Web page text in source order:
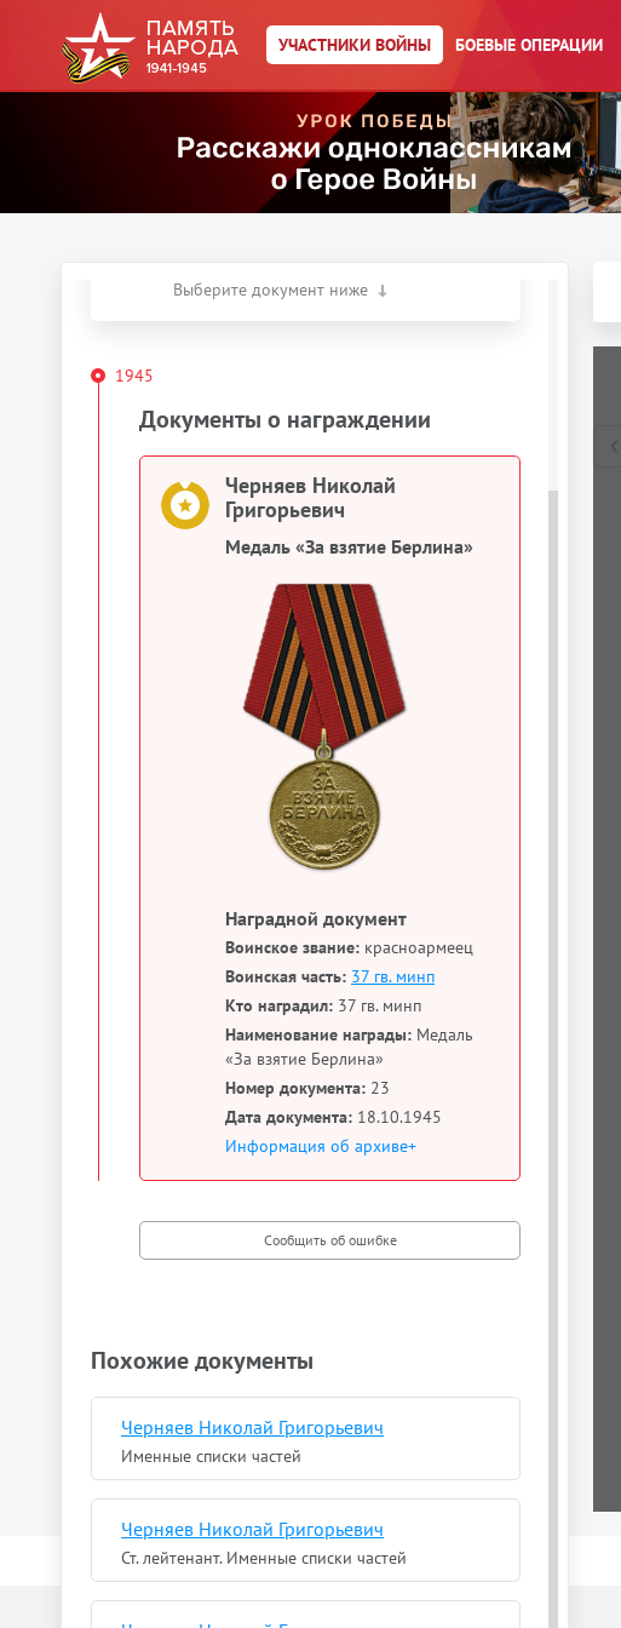
УЧАСТНИКИ ВОЙНЫ БОЕВЫЕ ОПЕРАЦИИ
Главная страница/ Участники войны/
Черняев Николай
Григорьевич
Действия Скачать документы
Выберите документ ниже
1945
Документы о награждении
Черняев Николай
Григорьевич
Медаль «За взятие Берлина»
Наградной документ
Воинское звание: красноармеец
Воинская часть: 37 гв. минп
Кто наградил: 37 гв. минп
Наименование награды: Медаль
«За взятие Берлина»
Номер документа: 23
Дата документа: 18.10.1945
Информация об архиве+
Похожие документы
Черняев Николай Григорьевич
Именные списки частей
Черняев Николай Григорьевич
Ст. лейтенант. Именные списки частей